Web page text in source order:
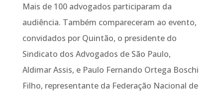
Mais de 100 advogados participaram da
audiência. Também compareceram ao evento,
convidados por Quintão, o presidente do
Sindicato dos Advogados de São Paulo,
Aldimar Assis, e Paulo Fernando Ortega Boschi
Filho, representante da Federação Nacional de